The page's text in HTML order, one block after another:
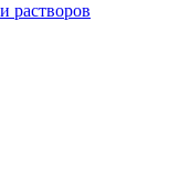
растворов